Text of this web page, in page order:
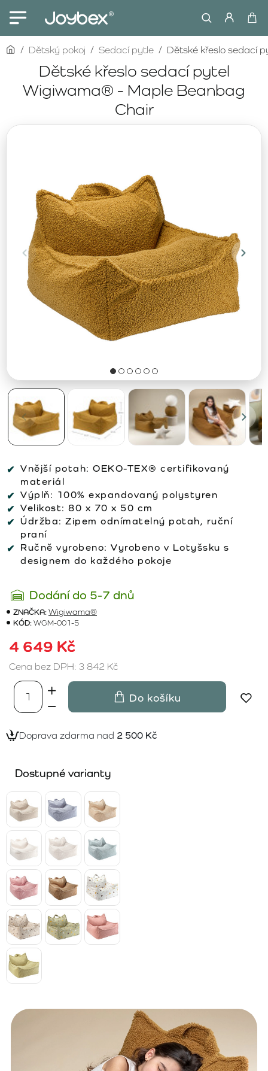
Dětské křeslo sedací pytel
Wigiwama® - Maple Beanbag
Chair
homeDětský pokoj Sedací pytle Dětské křeslo sedací
Vnější potah: OEKO-TEX® certifikovaný
materiál
Výplň: 100% expandovaný polystyren
Velikost: 80 x 70 x 50 cm
Údržba: Zipem odnímatelný potah, ruční
praní
Ručně vyrobeno: Vyrobeno v Lotyšsku s
designem do každého pokoje
Dodání do 5-7 dnů
ZNAČKA:Wigiwama®
KÓD:WGM-001-5
4 649 Kč
Cena bez DPH: 3 842 Kč
Do košíku
Doprava zdarma nad 2 500 Kč
Dostupné varianty